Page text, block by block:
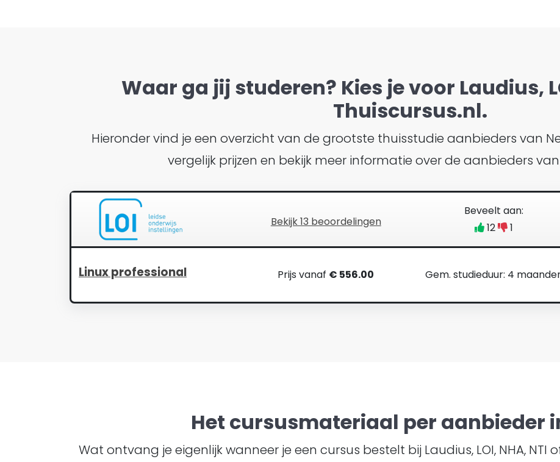
Waar ga jij studeren? Kies je voor Laudius,
Thuiscursus.nl.
Hieronder vind je een overzicht van de grootste thuisstudie aanbieders van
vergelijk prijzen en bekijk meer informatie over de aanbieders
Bekijk 13 beoordelingen
Beveelt aan:
12
1
Linux professional Prijs vanaf € 556.00 Gem. studieduur: 4
Het cursusmateriaal per aanbieder
Wat ontvang je eigenlijk wanneer je een cursus bestelt bij Laudius, LOI, NHA, NTI